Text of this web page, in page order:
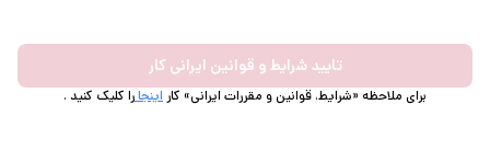
تایید شرایط و قوانین ایرانی کار
برای ملاحظه «شرایط، قوانین و مقررات ایرانی» کار اینجارا کلیک کنید .